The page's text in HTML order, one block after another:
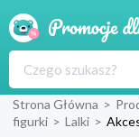
Strona Główna >
figurki > Lalki >